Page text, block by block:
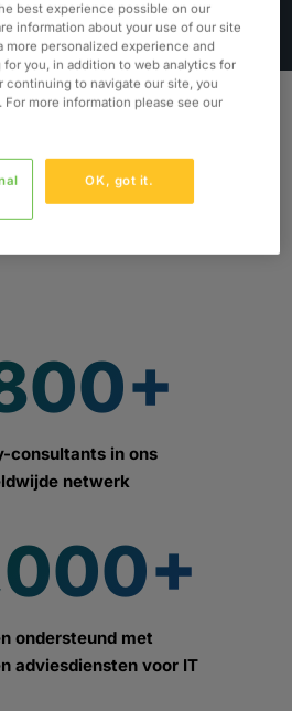
van Oxford:
Oxford?
consultants in ons
netwerk
ondersteund met
adviesdiensten voor IT
best experience possible on our
information about your use of our site
more personalized experience and
you, in addition to web analytics for
continuing to navigate our site, you
more information please see our
OK, got it.